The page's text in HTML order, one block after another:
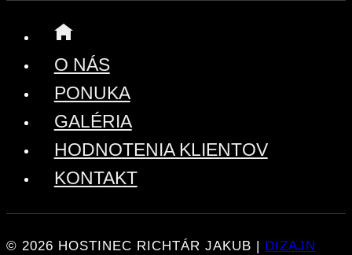
O NÁS
PONUKA
GALÉRIA
HODNOTENIA KLIENTOV
KONTAKT
© 2026 HOSTINEC RICHTÁR JAKUB |
DIZAJN